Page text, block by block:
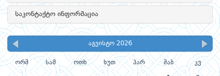
საკონტაქტო ინფორმაცია
აგვისტო 2026
ორშ სამ ოთხ ხუთ პარ შაბ კვ